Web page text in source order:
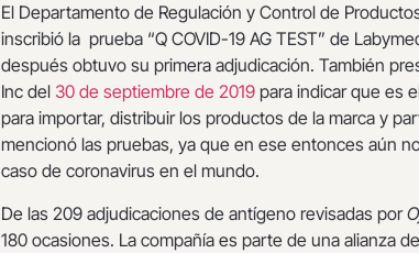
El Departamento de Regulación y Control de
inscribió la prueba “Q COVID-19 AG TEST” de
después obtuvo su primera adjudicación. También
Inc del 30 de septiembre de 2019 para indicar que es
para importar, distribuir los productos de la marca y
mencionó las pruebas, ya que en ese entonces aún
caso de coronavirus en el mundo.
De las 209 adjudicaciones de antígeno revisadas por
180 ocasiones. La compañía es parte de una alianza